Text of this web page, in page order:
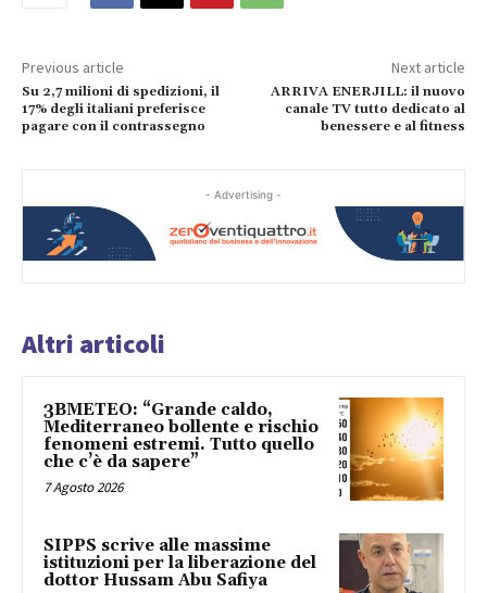
Previous article
Su 2,7 milioni di spedizioni, il
17% degli italiani preferisce
pagare con il contrassegno
Next article
ARRIVA ENERJILL: il nuovo
canale TV tutto dedicato al
benessere e al fitness
- Advertising -
Altri articoli
3BMETEO: “Grande caldo,
Mediterraneo bollente e rischio
fenomeni estremi. Tutto quello
che c’è da sapere”
7 Agosto 2026
SIPPS scrive alle massime
istituzioni per la liberazione del
dottor Hussam Abu Safiya